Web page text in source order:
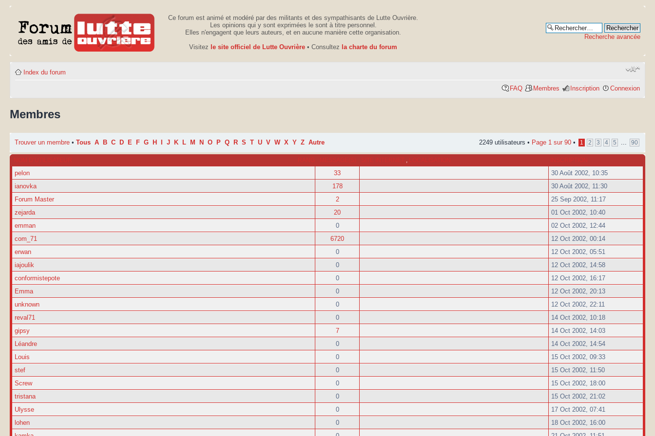
Ce forum est animé et modéré par des militants et des sympathisants de Lutte Ouvrière.
Les opinions qui y sont exprimées le sont à titre personnel.
Elles n'engagent que leurs auteurs, et en aucune manière cette organisation.
Visitez le site officiel de Lutte Ouvrière • Consultez la charte du forum
Recherche avancée
Index du forum
FAQ Membres Inscription Connexion
Membres
Trouver un membre • Tous A B C D E F G H J K L M N O P Q R S T U V W X Y Z Autre 2249 utilisateurs • Page 1 sur 90 • 1 2 3 4 5 ... 90
RANG
NOM D’UTILISATEUR MESSAGE(S) SITE INTERNET , LOCALISATION INSCRIPTION
pelon 33
30 Août 2002, 10:35
ianovka
178
30 Août 2002, 11:30
Forum Master
2
25 Sep 2002, 11:17
zejarda
20
01 Oct 2002, 10:40
emman
0
02 Oct 2002, 12:44
com_71
6720
12 Oct 2002, 00:14
erwan
0
12 Oct 2002, 05:51
iajoulik
0
12 Oct 2002, 14:58
conformistepote
0
12 Oct 2002, 16:17
Emma
0
12 Oct 2002, 20:13
unknown
0
12 Oct 2002, 22:11
reval71
0
14 Oct 2002, 10:18
gipsy
7
14 Oct 2002, 14:03
Léandre
0
14 Oct 2002, 14:54
Louis
0
15 Oct 2002, 09:33
stef
0
15 Oct 2002, 11:50
Screw
0
15 Oct 2002, 18:00
tristana
0
15 Oct 2002, 21:02
Ulysse
0
17 Oct 2002, 07:41
lohen
0
18 Oct 2002, 16:00